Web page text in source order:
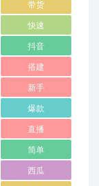
带货
快速
抖音
搭建
新手
爆款
直播
简单
西瓜